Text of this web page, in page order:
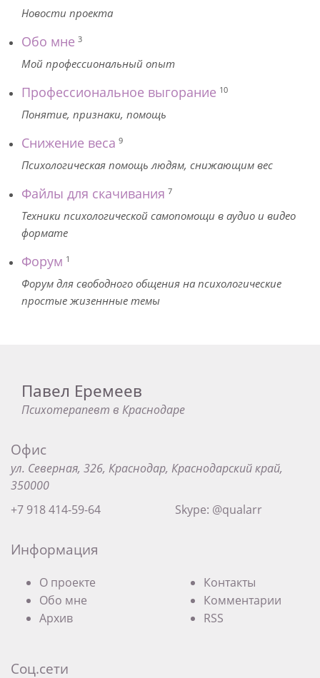
Новости проекта
Обо мне 3
Мой профессиональный опыт
Профессиональное выгорание 10
Понятие, признаки, помощь
Снижение веса 9
Психологическая помощь людям, снижающим вес
Файлы для скачивания 7
Техники психологической самопомощи в аудио и видео
формате
Форум 1
Форум для свободного общения на психологические
простые жизеннные темы
Павел Еремеев
Психотерапевт в Краснодаре
Офис
ул. Северная, 326, Краснодар, Краснодарский край,
350000
+7 918 414-59-64
Skype: @qualarr
Информация
О проекте
Обо мне
Архив
Контакты
Комментарии
RSS
Соц.сети